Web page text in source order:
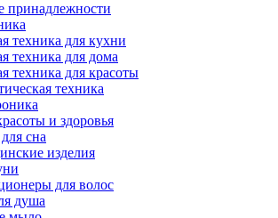
принадлежности
техника для кухни
техника для дома
техника для красоты
техника
и здоровья
сна
изделия
для волос
душа